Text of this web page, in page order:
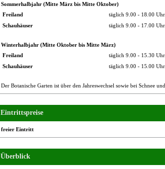
Sommerhalbjahr (Mitte März bis Mitte Oktober)
Freiland
täglich 9.00 - 18.00 Uhr
Schauhäuser
täglich 9.00 - 17.00 Uhr
Winterhalbjahr (Mitte Oktober bis Mitte März)
Freiland
täglich 9.00 - 15.30 Uhr
Schauhäuser
täglich 9.00 - 15.00 Uhr
Der Botanische Garten ist über den Jahreswechsel sowie bei Schnee
Eintrittspreise
freier Eintritt
Überblick